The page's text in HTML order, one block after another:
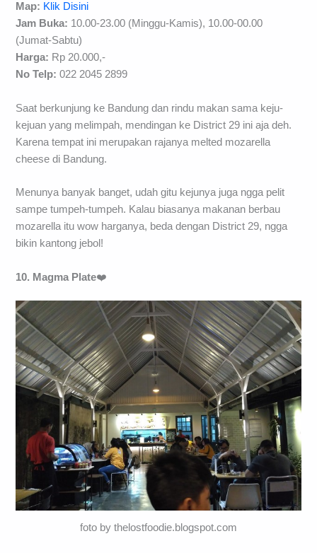
Map: Klik Disini
Jam Buka: 10.00-23.00 (Minggu-Kamis), 10.00-00.00
(Jumat-Sabtu)
Harga: Rp 20.000,-
No Telp: 022 2045 2899
Saat berkunjung ke Bandung dan rindu makan sama keju-
kejuan yang melimpah, mendingan ke District 29 ini aja deh.
Karena tempat ini merupakan rajanya melted mozarella
cheese di Bandung.
Menunya banyak banget, udah gitu kejunya juga ngga pelit
sampe tumpeh-tumpeh. Kalau biasanya makanan berbau
mozarella itu wow harganya, beda dengan District 29, ngga
bikin kantong jebol!
10. Magma Plate❤️
foto by thelostfoodie.blogspot.com